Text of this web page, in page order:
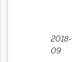
2018-
09